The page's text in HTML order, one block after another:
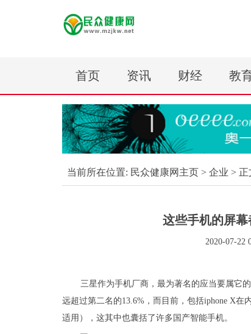
首页 资讯 财经 教
当前所在位置: 民众健康网主页 > 企业 > 正
这些手机的屏
2020-07-22
三星作为手机厂商，最为著名的应当要属它
远超过第二名的13.6%，而目前，包括iphone X
适用），这其中也囊括了许多国产智能手机。